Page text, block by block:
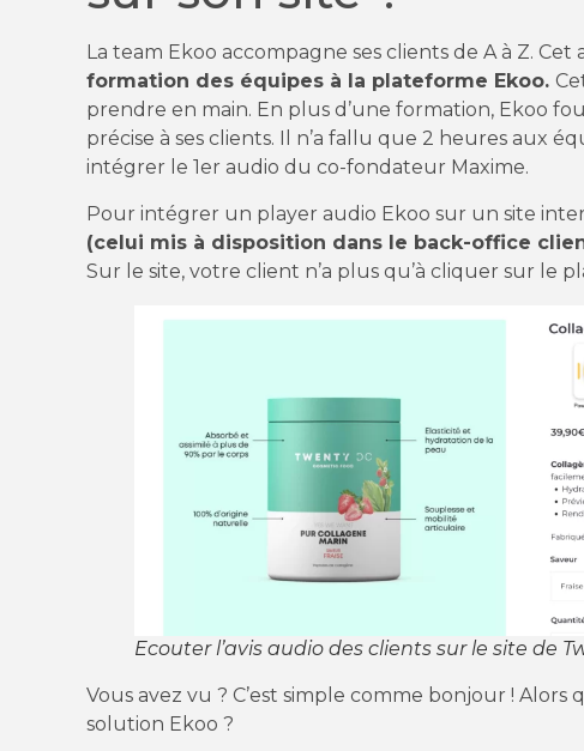
La team Ekoo accompagne ses clients de A à Z.
formation des équipes à la plateforme Ekoo.
prendre en main. En plus d’une formation, Ekoo
précise à ses clients. Il n’a fallu que 2 heures aux
intégrer le 1er audio du co-fondateur Maxime.
Pour intégrer un player audio Ekoo sur un site
(celui mis à disposition dans le back-office
Sur le site, votre client n’a plus qu’à cliquer sur le
Ecouter l’avis audio des clients sur le site de
Vous avez vu ? C’est simple comme bonjour !
solution Ekoo ?